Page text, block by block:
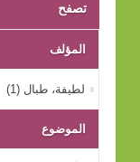
تصفح
المؤلف
لطيفة، طبال (1)
الموضوع